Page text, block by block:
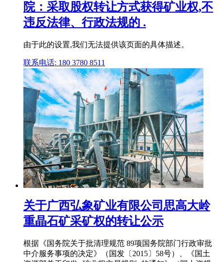
院：采取股权转让方式获得矿业权,不
违反法律、行政法规的 .
由于此的设置,我们无法提供该页面的具体描述。
联系电话: 180 3780 8511
关于广西弘象矿业有限公司思高大岭
重晶石矿采矿权的转让公示
根据《国务院关于批清理规范 89项国务院部门行政审批
中介服务事项的决定》（国发〔2015〕58号）、《国土